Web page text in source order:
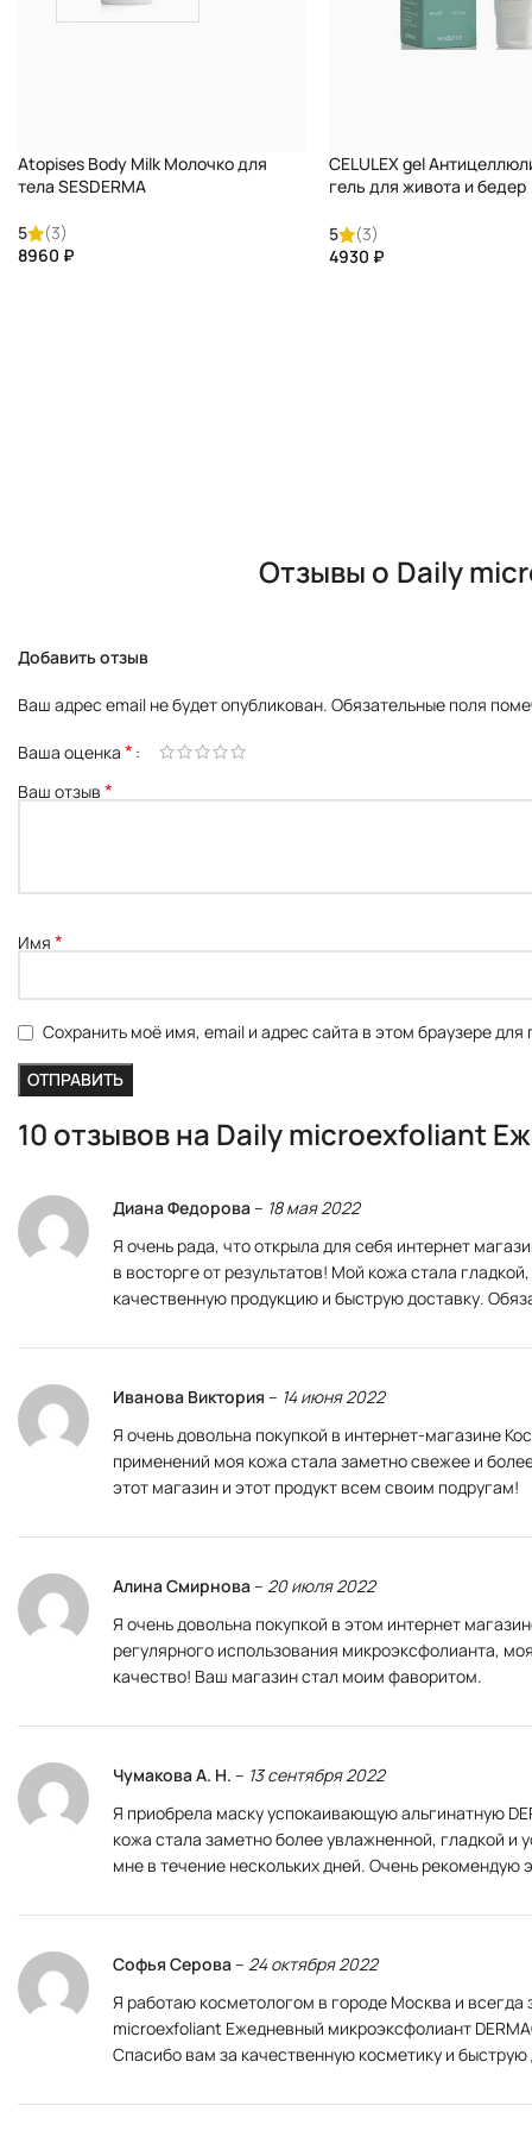
Atopises Body Milk Молочко для
тела SESDERMA
5
(3)
₽
CELULEX gel
гель для живота и бедер
5
(3)
₽
Отзывы о Daily
10 отзывов на Daily microexfoliant
Диана Федорова– 18 мая 2022
Я очень рада, что открыла для себя интернет
в восторге от результатов! Мой кожа стала
качественную продукцию и быструю доставку.
Иванова Виктория – 14 июня 2022
Я очень довольна покупкой в интернет-магазине
применений моя кожа стала заметно свежее и
этот магазин и этот продукт всем своим подругам!
Алина Смирнова– 20 июля 2022
Я очень довольна покупкой в этом интернет
регулярного использования микроэксфолианта,
качество! Ваш магазин стал моим фаворитом.
Чумакова А. Н. – 13 сентября 2022
Я приобрела маску успокаивающую альгинатную
кожа стала заметно более увлажненной, гладкой и
мне в течение нескольких дней. Очень
Софья Серова– 24 октября 2022
Я работаю косметологом в городе Москва и
microexfoliant Ежедневный микроэксфолиант
Спасибо вам за качественную косметику и быструю
Добавить отзыв
Ваш адрес email не будет опубликован. Обязательные поля
Ваша оценка *
Ваш отзыв *
Имя *
Сохранить моё имя, email и адрес сайта в этом браузере